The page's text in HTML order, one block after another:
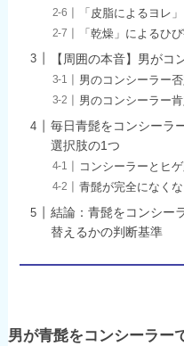
「皮脂によるヨレ
「乾燥」によるひ
【周囲の本音】男が
男のコンシーラー
男のコンシーラー
毎日青髭をコンシーラ
選択肢の1つ
コンシーラーとヒ
青髭が完全になく
結論：青髭をコンシー
替えるかの判断基準
男が青髭をコンシーラー